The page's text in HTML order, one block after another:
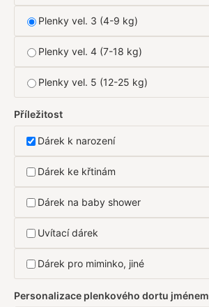
Plenky vel. 3 (4-9 kg)
Plenky vel. 4 (7-18 kg)
Plenky vel. 5 (12-25 kg)
Příležitost
Dárek k narození
Dárek ke křtinám
Dárek na baby shower
Uvítací dárek
Dárek pro miminko, jiné
Personalizace plenkového dortu jménem